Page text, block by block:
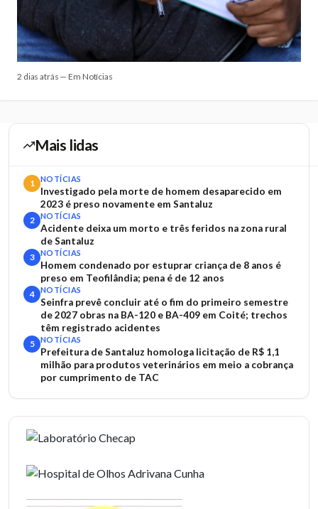
2 dias atrás — Em Notícias
Mais lidas
1 NOTÍCIAS
Investigado pela morte de homem desaparecido em
2023 é preso novamente em Santaluz
2 NOTÍCIAS
Acidente deixa um morto e três feridos na zona rural
de Santaluz
3 NOTÍCIAS
Homem condenado por estuprar criança de 8 anos é
preso em Teofilândia; pena é de 12 anos
4 NOTÍCIAS
Seinfra prevê concluir até o fim do primeiro semestre
de 2027 obras na BA-120 e BA-409 em Coité; trechos
têm registrado acidentes
5 NOTÍCIAS
Prefeitura de Santaluz homologa licitação de R$ 1,1
milhão para produtos veterinários em meio a cobrança
por cumprimento de TAC